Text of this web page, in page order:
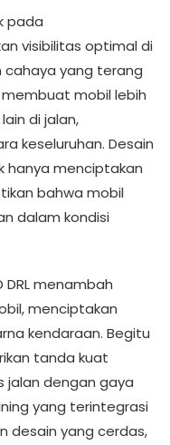
pada
visibilitas optimal di
cahaya yang terang
membuat mobil lebih
di jalan,
keseluruhan. Desain
hanya menciptakan
bahwa mobil
dalam kondisi
DRL menambah
menciptakan
kendaraan. Begitu
tanda kuat
jalan dengan gaya
yang terintegrasi
desain yang cerdas,